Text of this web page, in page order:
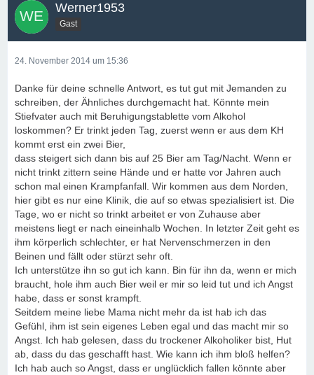
Werner1953
Gast
24. November 2014 um 15:36
Danke für deine schnelle Antwort, es tut gut mit Jemanden zu
schreiben, der Ähnliches durchgemacht hat. Könnte mein
Stiefvater auch mit Beruhigungstablette vom Alkohol
loskommen? Er trinkt jeden Tag, zuerst wenn er aus dem KH
kommt erst ein zwei Bier,
dass steigert sich dann bis auf 25 Bier am Tag/Nacht. Wenn er
nicht trinkt zittern seine Hände und er hatte vor Jahren auch
schon mal einen Krampfanfall. Wir kommen aus dem Norden,
hier gibt es nur eine Klinik, die auf so etwas spezialisiert ist. Die
Tage, wo er nicht so trinkt arbeitet er von Zuhause aber
meistens liegt er nach eineinhalb Wochen. In letzter Zeit geht es
ihm körperlich schlechter, er hat Nervenschmerzen in den
Beinen und fällt oder stürzt sehr oft.
Ich unterstütze ihn so gut ich kann. Bin für ihn da, wenn er mich
braucht, hole ihm auch Bier weil er mir so leid tut und ich Angst
habe, dass er sonst krampft.
Seitdem meine liebe Mama nicht mehr da ist hab ich das
Gefühl, ihm ist sein eigenes Leben egal und das macht mir so
Angst. Ich hab gelesen, dass du trockener Alkoholiker bist, Hut
ab, dass du das geschafft hast. Wie kann ich ihm bloß helfen?
Ich hab auch so Angst, dass er unglücklich fallen könnte aber